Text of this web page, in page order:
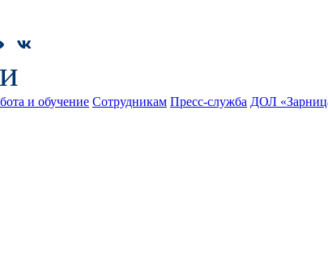
и обучение Сотрудникам Пресс-служба ДОЛ